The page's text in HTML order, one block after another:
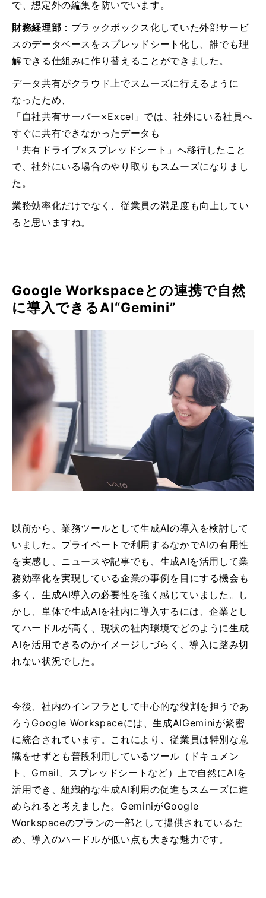
で、想定外の編集を防いでいます。
財務経理部 ：ブラックボックス化していた外部サービ
スのデータベースをスプレッドシート化し、誰でも理
解できる仕組みに作り替えることができました。
データ共有がクラウド上でスムーズに行えるように
なったため、
「自社共有サーバー×Excel」では、社外にいる社員へ
すぐに共有できなかったデータも
「共有ドライブ×スプレッドシート」へ移行したこと
で、社外にいる場合のやり取りもスムーズになりまし
た。
業務効率化だけでなく、従業員の満足度も向上してい
ると思いますね。
Google Workspaceとの連携で自然
に導入できるAI“Gemini”
以前から、業務ツールとして生成AIの導入を検討して
いました。プライベートで利用するなかでAIの有用性
を実感し、ニュースや記事でも、生成AIを活用して業
務効率化を実現している企業の事例を目にする機会も
多く、生成AI導入の必要性を強く感じていました。し
かし、単体で生成AIを社内に導入するには、企業とし
てハードルが高く、現状の社内環境でどのように生成
AIを活用できるのかイメージしづらく、導入に踏み切
れない状況でした。
今後、社内のインフラとして中心的な役割を担うであ
ろうGoogle Workspaceには、生成AIGeminiが緊密
に統合されています。これにより、従業員は特別な意
識をせずとも普段利用しているツール（ドキュメン
ト、Gmail、スプレッドシートなど）上で自然にAIを
活用でき、組織的な生成AI利用の促進もスムーズに進
められると考えました。GeminiがGoogle
Workspaceのプランの一部として提供されているた
め、導入のハードルが低い点も大きな魅力です。